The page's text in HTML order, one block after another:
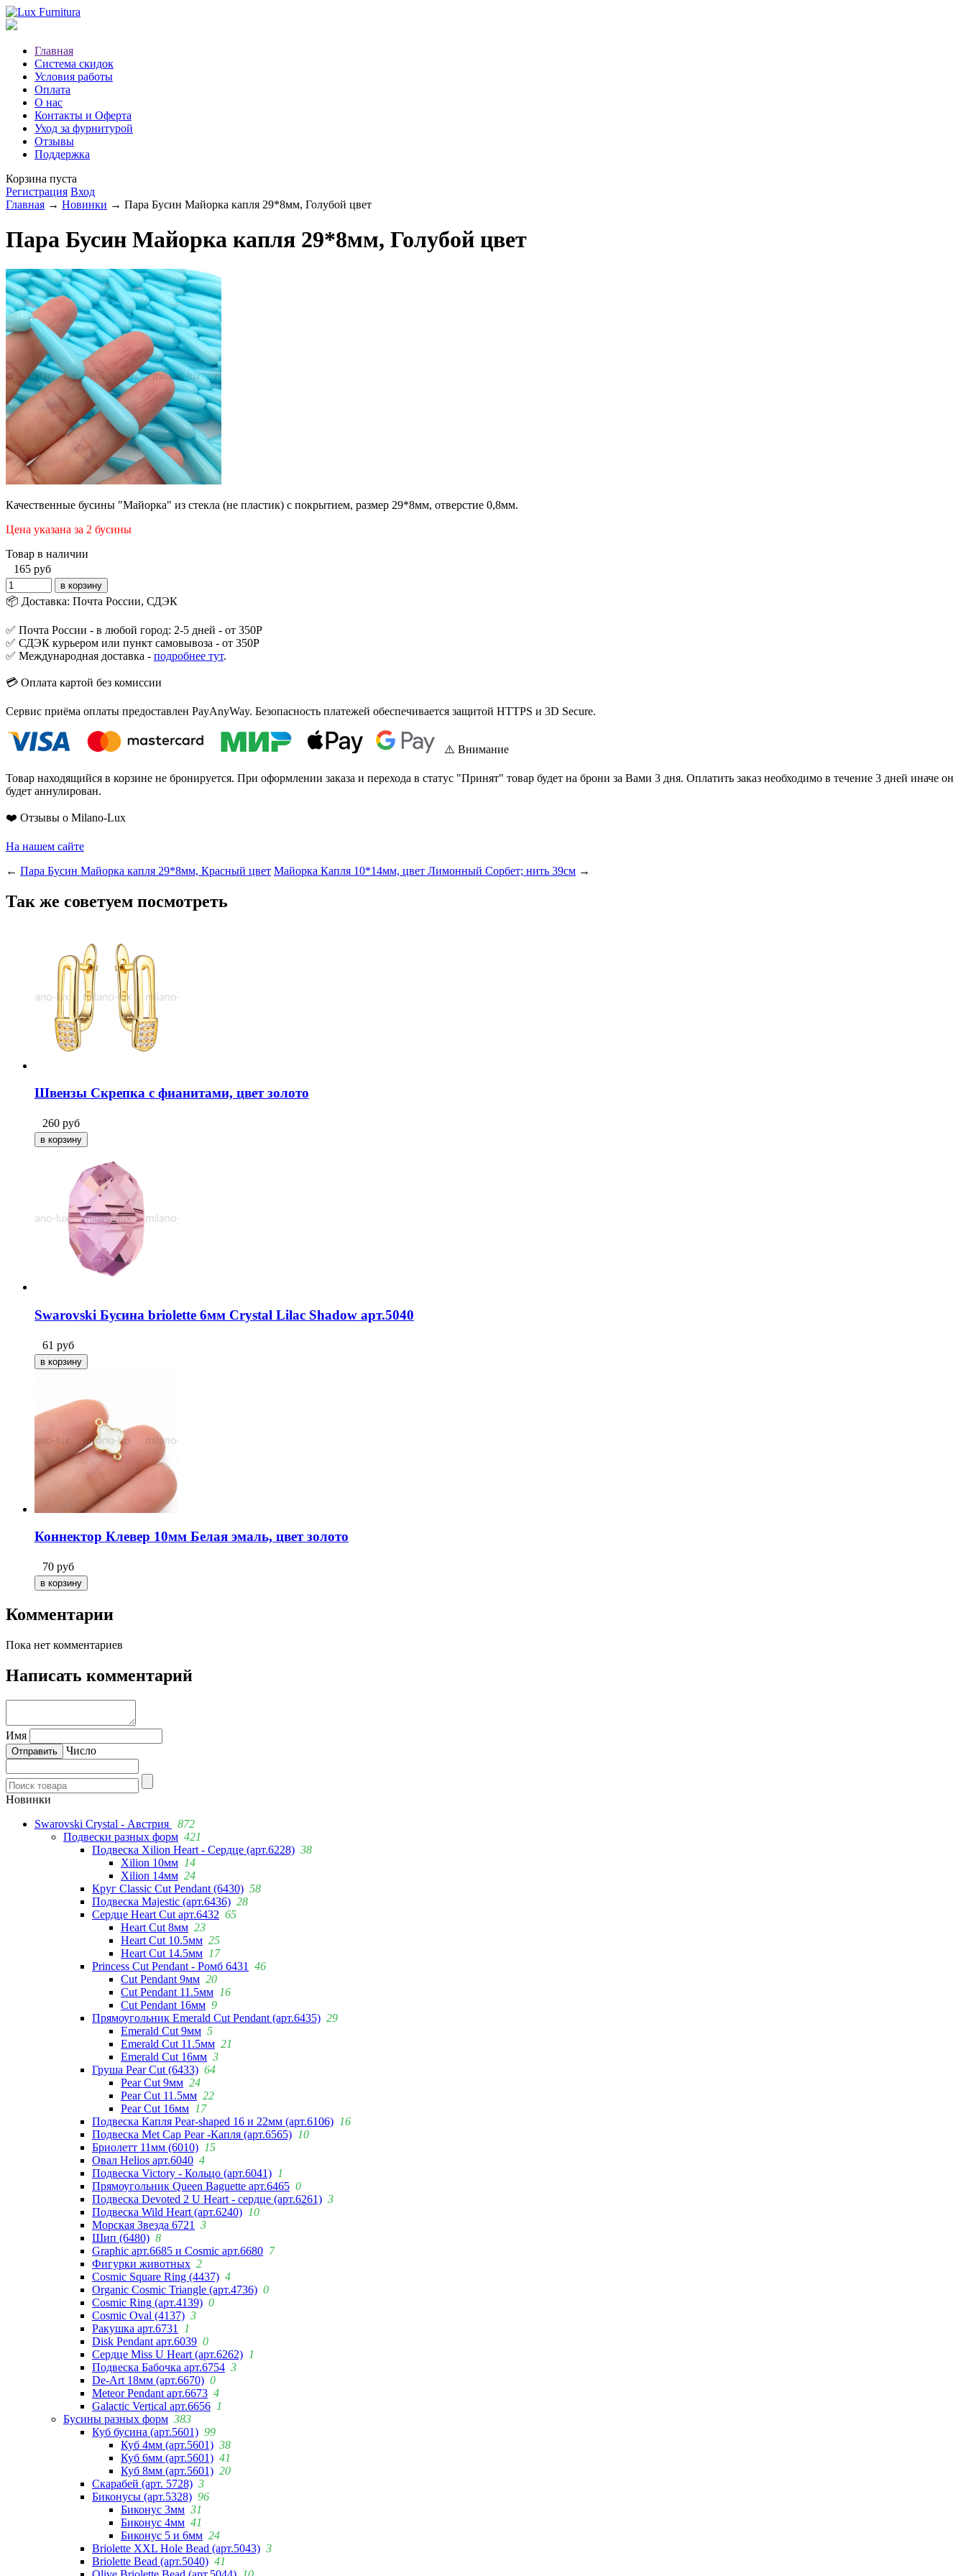
Главная
Система скидок
Условия работы
Оплата
О нас
Контакты и Оферта
Уход за фурнитурой
Отзывы
Поддержка
Корзина пуста
Регистрация Вход
Главная → Новинки → Пара Бусин Майорка капля 29*8мм, Голубой цвет
Пара Бусин Майорка капля 29*8мм, Голубой цвет
Качественные бусины "Майорка" из стекла (не пластик) с покрытием, размер 29*8мм, отверстие 0,8мм.
Цена указана за 2 бусины
Товар в наличии
165 руб
📦 Доставка: Почта России, СДЭК
✅ Почта России - в любой город: 2-5 дней - от 350Р
✅ СДЭК курьером или пункт самовывоза - от 350Р
✅ Международная доставка - подробнее тут.
💳 Оплата картой без комиссии
Сервис приёма оплаты предоставлен PayAnyWay. Безопасность платежей обеспечивается защитой HTTPS и 3D Secure.
⚠️ Внимание
Товар находящийся в корзине не бронируется. При оформлении заказа и перехода в статус "Принят" товар будет на брони за Вами 3 дня. Оплатить заказ необходимо в течение 3 дней иначе он
будет аннулирован.
❤️ Отзывы о Milano-Lux
На нашем сайте
← Пара Бусин Майорка капля 29*8мм, Красный цвет Майорка Капля 10*14мм, цвет Лимонный Сорбет; нить 39см →
Так же советуем посмотреть
Швензы Скрепка с фианитами, цвет золото
260 руб
Swarovski Бусина briolette 6мм Crystal Lilac Shadow арт.5040
61 руб
Коннектор Клевер 10мм Белая эмаль, цвет золото
70 руб
Комментарии
Пока нет комментариев
Написать комментарий
Имя
Число
Новинки
Swarovski Crystal - Австрия
872
Подвески разных форм 421
Подвеска Xilion Heart - Сердце (арт.6228) 38
Xilion 10мм 14
Xilion 14мм 24
Круг Classic Cut Pendant (6430) 58
Подвеска Majestic (арт.6436) 28
Сердце Heart Cut арт.6432 65
Heart Cut 8мм 23
Heart Cut 10.5мм 25
Heart Cut 14.5мм 17
Princess Cut Pendant - Ромб 6431
46
Cut Pendant 9мм 20
Cut Pendant 11.5мм 16
Cut Pendant 16мм 9
Прямоугольник Emerald Cut Pendant (арт.6435) 29
Emerald Cut 9мм 5
Emerald Cut 11.5мм 21
Emerald Cut 16мм 3
Груша Pear Cut (6433) 64
Pear Cut 9мм 24
Pear Cut 11.5мм 22
Pear Cut 16мм 17
Подвеска Капля Pear-shaped 16 и 22мм (арт.6106) 16
Подвеска Met Cap Pear -Капля (арт.6565) 10
Бриолетт 11мм (6010) 15
Овал Helios арт.6040 4
Подвеска Victory - Кольцо (арт.6041) 1
Прямоугольник Queen Baguette арт.6465 0
Подвеска Devoted 2 U Heart - сердце (арт.6261) 3
Подвеска Wild Heart (арт.6240) 10
Морская Звезда 6721
3
Шип (6480) 8
Graphic арт.6685 и Cosmic арт.6680 7
Фигурки животных 2
Cosmic Square Ring (4437) 4
Organic Cosmic Triangle (арт.4736) 0
Cosmic Ring (арт.4139) 0
Cosmic Oval (4137) 3
Ракушка арт.6731
1
Disk Pendant арт.6039 0
Сердце Miss U Heart (арт.6262) 1
Подвеска Бабочка арт.6754 3
De-Art 18мм (арт.6670) 0
Meteor Pendant арт.6673 4
Galactic Vertical арт.6656 1
Бусины разных форм 383
Куб бусина (арт.5601) 99
Куб 4мм (арт.5601) 38
Куб 6мм (арт.5601) 41
Куб 8мм (арт.5601) 20
Скарабей (арт. 5728) 3
Биконусы (арт.5328) 96
Биконус 3мм 31
Биконус 4мм 41
Биконус 5 и 6мм 24
Briolette XXL Hole Bead (арт.5043) 3
Briolette Bead (арт.5040) 41